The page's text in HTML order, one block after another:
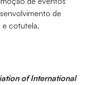
de
e cotutela.
of International